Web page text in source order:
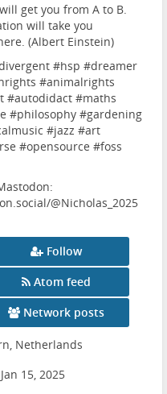
get you from A to B.
will take you
(Albert Einstein)
#hsp #dreamer
#animalrights
#autodidact #maths
#philosophy #gardening
#jazz #art
#opensource #foss
@Nicholas_2025
Follow
Atom feed
Network posts
Netherlands
Jan 15, 2025